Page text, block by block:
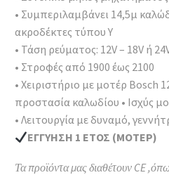
• Συμπεριλαμβάνει 14,5μ
ακροδέκτες τύπου Υ
• Τάση ρεύματος: 12V – 18V ή
• Στροφές από 1900 έως 2100
• Χειριστήριο με μοτέρ Bosch
προστασία καλωδίου • Ισχύς
• Λειτουργία με δυναμό,
ΕΓΓΥΗΣΗ 1 ΕΤΟΣ (ΜΟΤΕΡ)
Τα προϊόντα μας διαθέτουν CE